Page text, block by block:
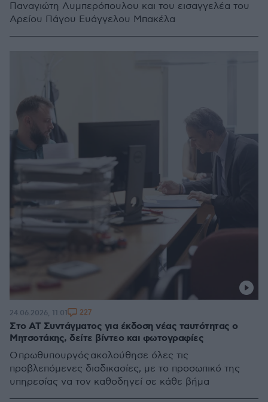
Παναγιώτη Λυμπερόπουλου και του εισαγγελέα του
Αρείου Πάγου Ευάγγελου Μπακέλα
Στο ΑΤ Συντάγματος για έκδοση νέας ταυτότητας ο
Μητσοτάκης, δείτε βίντεο και φωτογραφίες
Ο πρωθυπουργός ακολούθησε όλες τις
προβλεπόμενες διαδικασίες, με το προσωπικό της
υπηρεσίας να τον καθοδηγεί σε κάθε βήμα
24.06.2026, 11:01 227